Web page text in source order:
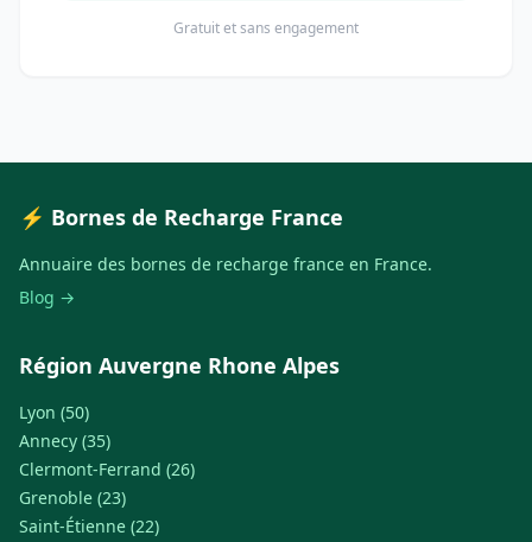
Gratuit et sans engagement
⚡ Bornes de Recharge France
Annuaire des bornes de recharge france en France.
Blog →
Région Auvergne Rhone Alpes
Lyon (50)
Annecy (35)
Clermont-Ferrand (26)
Grenoble (23)
Saint-Étienne (22)